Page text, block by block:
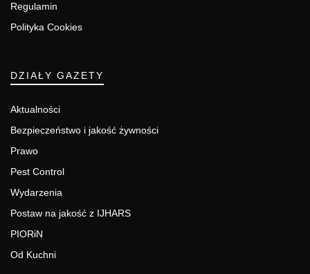
Regulamin
Polityka Cookies
DZIAŁY GAZETY
Aktualności
Bezpieczeństwo i jakość żywności
Prawo
Pest Control
Wydarzenia
Postaw na jakość z IJHARS
PIORiN
Od Kuchni